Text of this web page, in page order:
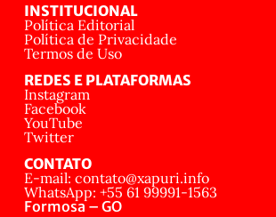
INSTITUCIONAL
Política Editorial
Política de Privacidade
Termos de Uso
REDES E PLATAFORMAS
Instagram
Facebook
YouTube
Twitter
CONTATO
E-mail: contato@xapuri.info
WhatsApp: +55 61 99991-1563
Formosa – GO